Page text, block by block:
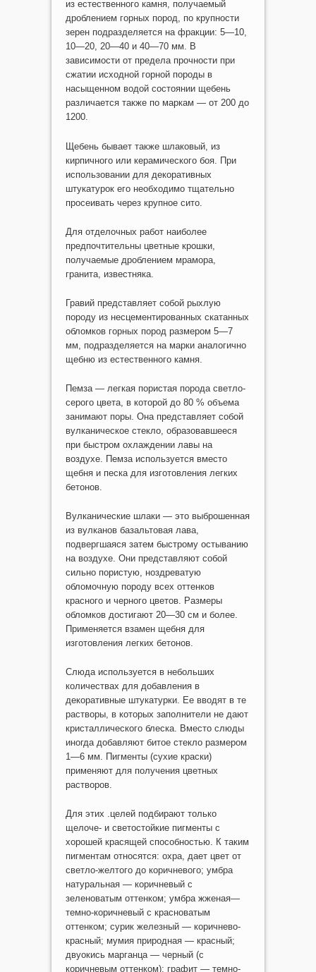
из естественного камня, получаемый
дроблением горных пород, по крупности
зерен подразделяется на фракции: 5—10,
10—20, 20—40 и 40—70 мм. В
зависимости от предела прочности при
сжатии исходной горной породы в
насыщенном водой состоянии щебень
различается также по маркам — от 200 до
1200.
Щебень бывает также шлаковый, из
кирпичного или керамического боя. При
использовании для декоративных
штукатурок его необходимо тщательно
просеивать через крупное сито.
Для отделочных работ наиболее
предпочтительны цветные крошки,
получаемые дроблением мрамора,
гранита, известняка.
Гравий представляет собой рыхлую
породу из несцементированных скатанных
обломков горных пород размером 5—7
мм, подразделяется на марки аналогично
щебню из естественного камня.
Пемза — легкая пористая порода светло-
серого цвета, в которой до 80 % объема
занимают поры. Она представляет собой
вулканическое стекло, образовавшееся
при быстром охлаждении лавы на
воздухе. Пемза используется вместо
щебня и песка для изготовления легких
бетонов.
Вулканические шлаки — это выброшенная
из вулканов базальтовая лава,
подвергшаяся затем быстрому остыванию
на воздухе. Они представляют собой
сильно пористую, ноздреватую
обломочную породу всех оттенков
красного и черного цветов. Размеры
обломков достигают 20—30 см и более.
Применяется взамен щебня для
изготовления легких бетонов.
Слюда используется в небольших
количествах для добавления в
декоративные штукатурки. Ее вводят в те
растворы, в которых заполнители не дают
кристаллического блеска. Вместо слюды
иногда добавляют битое стекло размером
1—6 мм. Пигменты (сухие краски)
применяют для получения цветных
растворов.
Для этих .целей подбирают только
щелоче- и светостойкие пигменты с
хорошей красящей способностью. К таким
пигментам относятся: охра, дает цвет от
светло-желтого до коричневого; умбра
натуральная — коричневый с
зеленоватым оттенком; умбра жженая—
темно-коричневый с красноватым
оттенком; сурик железный — коричнево-
красный; мумия природная — красный;
двуокись марганца — черный (с
коричневым оттенком); графит — темно-